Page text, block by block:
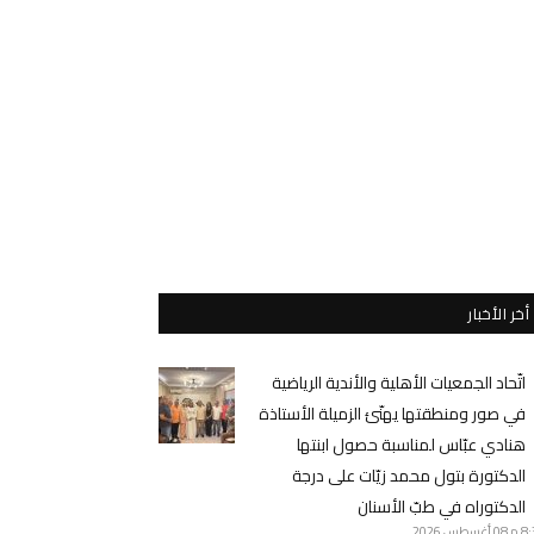
أخر الأخبار
اتّحاد الجمعيات الأهلية والأندية الرياضية
في صور ومنطقتها يهنّئ الزميلة الأستاذة
هنادي عبّاس لمناسبة حصول ابنتها
الدكتورة بتول محمد زيّات على درجة
الدكتوراه في طبّ الأسنان